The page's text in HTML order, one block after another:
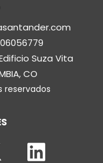
Suza Vita
CO
reservados